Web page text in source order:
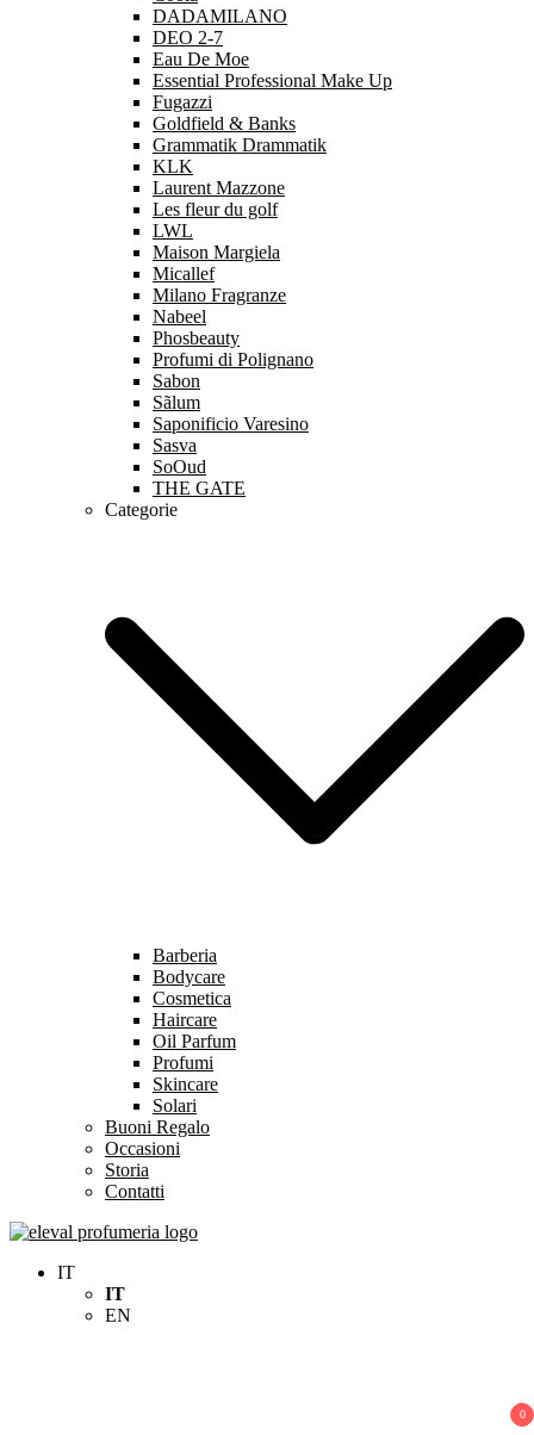
DADAMILANO
DEO 2-7
Eau De Moe
Essential Professional Make Up
Fugazzi
Goldfield & Banks
Grammatik Drammatik
KLK
Laurent Mazzone
Les fleur du golf
LWL
Maison Margiela
Micallef
Milano Fragranze
Nabeel
Phosbeauty
Profumi di Polignano
Sabon
Sãlum
Saponificio Varesino
Sasva
SoOud
THE GATE
Categorie
Barberia
Bodycare
Cosmetica
Haircare
Oil Parfum
Profumi
Skincare
Solari
Buoni Regalo
Occasioni
Storia
Contatti
Eleval Profumeria
Profumeria Roma
IT
IT
EN
0